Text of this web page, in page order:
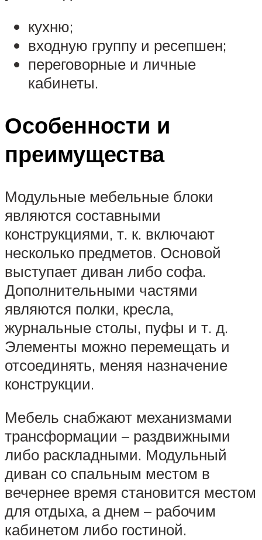
кухню;
входную группу и ресепшен;
переговорные и личные
кабинеты.
Особенности и
преимущества
Модульные мебельные блоки
являются составными
конструкциями, т. к. включают
несколько предметов. Основой
выступает диван либо софа.
Дополнительными частями
являются полки, кресла,
журнальные столы, пуфы и т. д.
Элементы можно перемещать и
отсоединять, меняя назначение
конструкции.
Мебель снабжают механизмами
трансформации – раздвижными
либо раскладными. Модульный
диван со спальным местом в
вечернее время становится местом
для отдыха, а днем – рабочим
кабинетом либо гостиной.